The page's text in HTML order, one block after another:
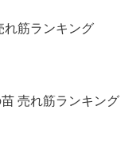
れ筋ランキング
売れ筋ランキング